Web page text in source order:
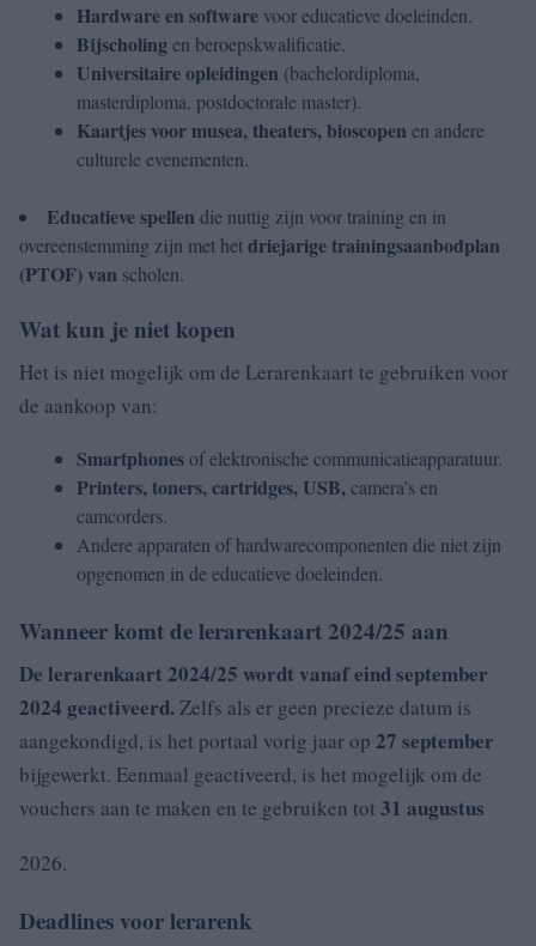
Hardware en software voor educatieve doeleinden.
Bijscholingen beroepskwalificatie.
Universitaire opleidingen (bachelordiploma,
masterdiploma, postdoctorale master).
Kaartjes voor musea, theaters, bioscopen en andere
culturele evenementen.
Educatieve spellen die nuttig zijn voor training en in
overeenstemming zijn met hetdriejarige trainingsaanbodplan
(PTOF) van scholen.
Wat kun je niet kopen
Het is niet mogelijk om de Lerarenkaart te gebruiken voor
de aankoop van:
Smartphonesof elektronische communicatieapparatuur.
Printers, toners, cartridges, USB,camera’s en
camcorders.
Andere apparaten of hardwarecomponenten die niet zijn
opgenomen in de educatieve doeleinden.
Wanneer komt de lerarenkaart 2024/25 aan
De lerarenkaart 2024/25 wordt vanaf eind september
2024 geactiveerd.Zelfs als er geen precieze datum is
aangekondigd, is het portaal vorig jaar op 27 september
bijgewerkt. Eenmaal geactiveerd, is het mogelijk om de
vouchers aan te maken en te gebruiken tot 31 augustus
2026.
Deadlines voor lerarenk